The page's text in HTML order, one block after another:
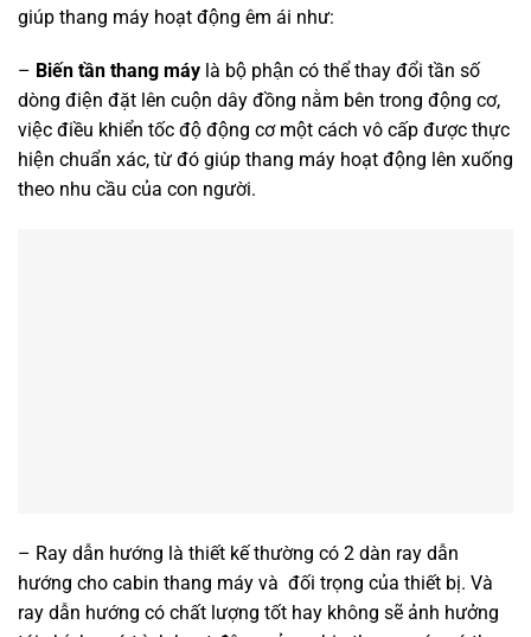
giúp thang máy hoạt động êm ái như:
– Biến tần thang máy là bộ phận có thể thay đổi tần số
dòng điện đặt lên cuộn dây đồng nằm bên trong động cơ,
việc điều khiển tốc độ động cơ một cách vô cấp được thực
hiện chuẩn xác, từ đó giúp thang máy hoạt động lên xuống
theo nhu cầu của con người.
– Ray dẫn hướng là thiết kế thường có 2 dàn ray dẫn
hướng cho cabin thang máy và đối trọng của thiết bị. Và
ray dẫn hướng có chất lượng tốt hay không sẽ ảnh hưởng